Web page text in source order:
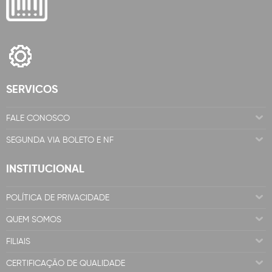
SERVICOS
FALE CONOSCO
SEGUNDA VIA BOLETO E NF
INSTITUCIONAL
POLÍTICA DE PRIVACIDADE
QUEM SOMOS
FILIAIS
CERTIFICAÇÃO DE QUALIDADE